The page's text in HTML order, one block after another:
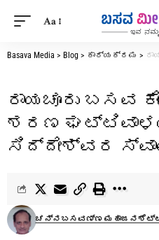
Aa
Basava Media > Blog > ಕಾರ್ಯಕ್ರಮ >
ರಾಯಚೂರು ಬಸವ
ಶರಣ
ಸಿದ್ದೇಶ್ವರ
ಚನ್ನಬಸವಣ್ಣ ಮಹಾಜನಶೆಟ್ಟಿ,